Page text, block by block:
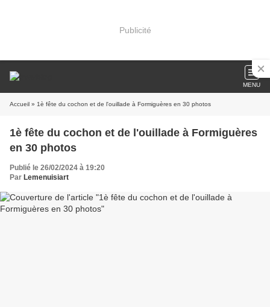
Publicité
MENU
Accueil » 1è fête du cochon et de l'ouillade à Formiguères en 30 photos
1è fête du cochon et de l'ouillade à Formiguères
en 30 photos
Publié le 26/02/2024 à 19:20
Par Lemenuisiart